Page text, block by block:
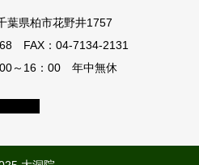
祈
祷
県柏市花野井1757
FAX：04-7134-2131
～16：00 年中無休